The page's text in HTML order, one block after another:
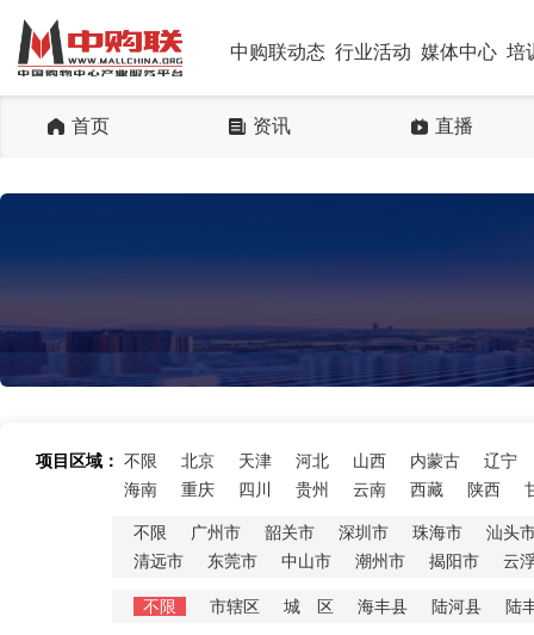
中购联动态 行业活动 媒体中心 培
首页 资讯 直播
项目区域： 不限 北京 天津 河北 山西 内蒙古
辽宁
海南
重庆 四川 贵州 云南 西藏 陕西
不限 广州市 韶关市 深圳市 珠海市
汕头
清远市
东莞市 中山市 潮州市 揭阳市 云
不限 市辖区 城 区 海丰县 陆河县 陆